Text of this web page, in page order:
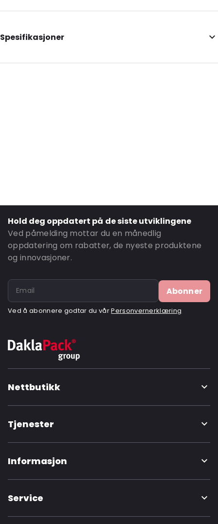
Spesifikasjoner
Additional information: Med utskjæringer
Content in ml: 400
Header: 30
Bottom gusset: 35
Ordre-ID: 832V
Hold deg oppdatert på de siste utviklingene
Ved påmelding mottar du en månedlig
oppdatering om rabatter, de nyeste produktene
og innovasjoner.
Abonner
Ved å abonnere godtar du vårPersonvernerklæring
Nettbutikk
Tjenester
Informasjon
Service